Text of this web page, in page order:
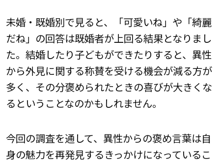
未婚・既婚別で見ると、「可愛いね」や「綺麗
だね」の回答は既婚者が上回る結果となりまし
た。結婚したり子どもができたりすると、異性
から外見に関する称賛を受ける機会が減る方が
多く、その分褒められたときの喜びが大きくな
るということなのかもしれません。
今回の調査を通して、異性からの褒め言葉は自
身の魅力を再発見するきっかけになっているこ